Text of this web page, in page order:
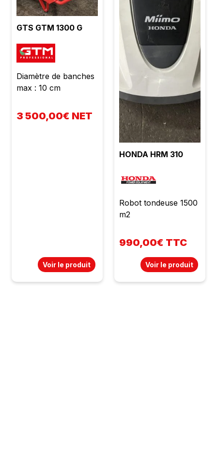
GTS GTM 1300 G
Diamètre de banches
max : 10 cm
3 500,00€ NET
Voir le produit
HONDA HRM 310
Robot tondeuse 1500
m2
990,00€ TTC
Voir le produit